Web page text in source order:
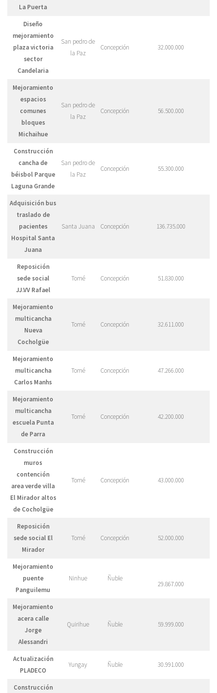
La Puerta
Diseño
mejoramiento
plaza victoria
sector
Candelaria
San pedro de
la Paz
Concepción 32.000.000
Mejoramiento
espacios
comunes
bloques
Michaihue
San pedro de
la Paz
Concepción 56.500.000
Construcción
cancha de
béisbol Parque
Laguna Grande
San pedro de
la Paz
Concepción 55.300.000
Adquisición bus
traslado de
pacientes
Hospital Santa
Juana
Santa Juana Concepción 136.735.000
Reposición
sede social
JJ.VV Rafael
Tomé Concepción 51.830.000
Mejoramiento
multicancha
Nueva
Cocholgüe
Tomé Concepción 32.611.000
Mejoramiento
multicancha
Carlos Manhs
Tomé Concepción 47.266.000
Mejoramiento
multicancha
escuela Punta
de Parra
Tomé Concepción 42.200.000
Construcción
muros
contención
area verde villa
El Mirador altos
de Cocholgüe
Tomé Concepción 43.000.000
Reposición
sede social El
Mirador
Tomé Concepción 52.000.000
Mejoramiento
puente
Panguilemu
Ninhue Ñuble
29.867.000
Mejoramiento
acera calle
Jorge
Alessandri
Quirihue Ñuble 59.999.000
Actualización
PLADECO
Yungay Ñuble 30.991.000
Construcción